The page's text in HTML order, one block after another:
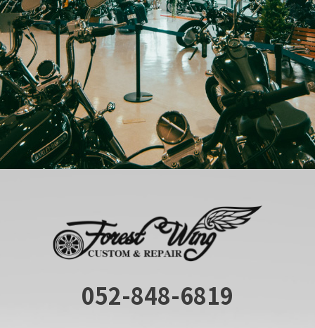
052-848-6819